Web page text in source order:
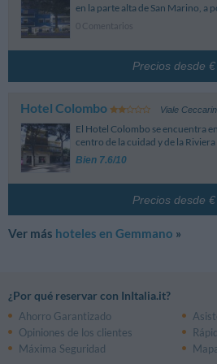
en la parte alta de San Marino, a
0 Comentarios
Precios desde
Hotel Colombo Viale
El Hotel Colombo se encuentra
centro de la cuidad y de la Riviera
Bien 7.6/10
Precios desde
Ver más hoteles en Gemmano »
¿Por qué reservar con InItalia.it?
Ahorro Garantizado
Opiniones de los clientes
Máxima Seguridad